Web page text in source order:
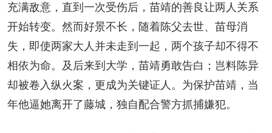
充满敌意，直到一次受伤后，苗靖的善良让两人关系
开始转变。然而好景不长，随着陈父去世、苗母消
失，即使两家大人并未走到一起，两个孩子却不得不
相依为命。及后来到大学，苗靖勇敢告白；岂料陈异
却被卷入纵火案，更成为关键证人。为保护苗靖，当
年他逼她离开了藤城，独自配合警方抓捕嫌犯。